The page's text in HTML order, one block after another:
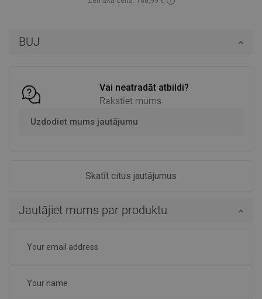
BUJ
Vai neatradāt atbildi?
Rakstiet mums
Uzdodiet mums jautājumu
Skatīt citus jautājumus
Jautājiet mums par produktu